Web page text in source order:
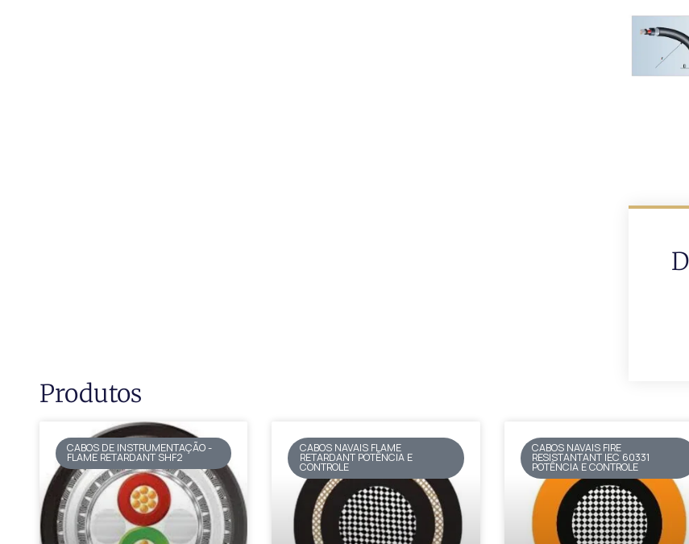
Produtos
CABOS DE INSTRUMENTAÇÃO -
FLAME RETARDANT SHF2
CABOS NAVAIS FLAME
RETARDANT POTÊNCIA E
CONTROLE
CABOS NAVAIS FIRE
RESISTANTANT IEC 60331
POTÊNCIA E CONTROLE